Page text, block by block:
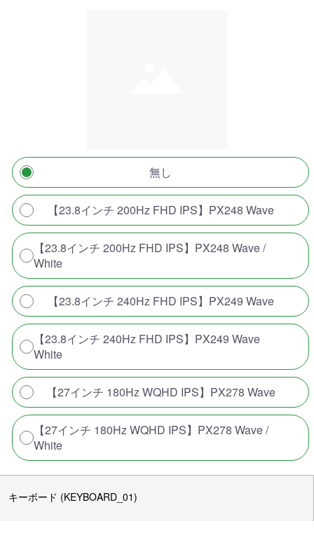
無し
【23.8インチ 200Hz FHD IPS】PX248 Wave
【23.8インチ 200Hz FHD IPS】PX248 Wave /
White
【23.8インチ 240Hz FHD IPS】PX249 Wave
【23.8インチ 240Hz FHD IPS】PX249 Wave
White
【27インチ 180Hz WQHD IPS】PX278 Wave
【27インチ 180Hz WQHD IPS】PX278 Wave /
White
キーボード (KEYBOARD_01)